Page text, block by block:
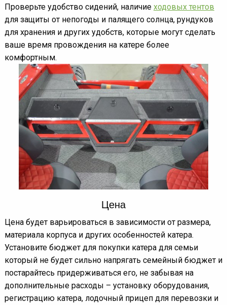
Проверьте удобство сидений, наличие ходовых тентов
для защиты от непогоды и палящего солнца, рундуков
для хранения и других удобств, которые могут сделать
ваше время провождения на катере более
комфортным.
Цена
Цена будет варьироваться в зависимости от размера,
материала корпуса и других особенностей катера.
Установите бюджет для покупки катера для семьи
который не будет сильно напрягать семейный бюджет и
постарайтесь придерживаться его, не забывая на
дополнительные расходы – установку оборудования,
регистрацию катера, лодочный прицеп для перевозки и